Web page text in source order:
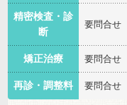
精密検査・診
断
要問合せ
矯正治療 要問合せ
再診・調整料 要問合せ